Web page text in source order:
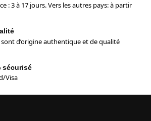
: 3 à 17 jours. Vers les autres pays: à partir
d’origine authentique et de qualité
sécurisé
Visa